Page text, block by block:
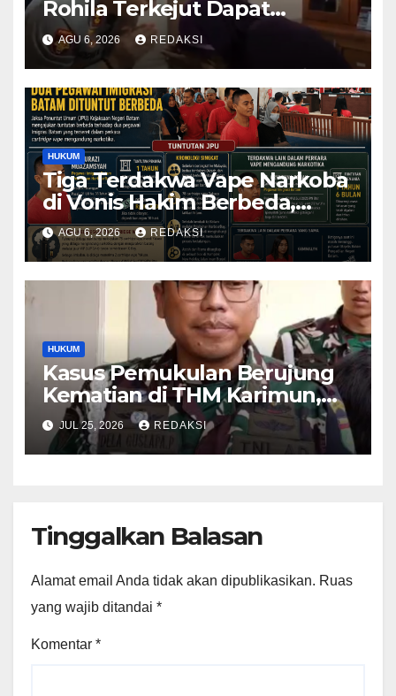
Rohila Terkejut Dapat
Bantuan dari Kabid Propam
Kombes Pol Eddwi
AGU 6, 2026 REDAKSI
HUKUM
Tiga Terdakwa Vape Narkoba
di Vonis Hakim Berbeda,
Oknum Pegawai Imigrasi
Batam Paling Ringan
AGU 6, 2026 REDAKSI
HUKUM
Kasus Pemukulan Berujung
Kematian di THM Karimun,
Oknum Perwira TNI Resmi
Jadi Tersangka
JUL 25, 2026 REDAKSI
Tinggalkan Balasan
Alamat email Anda tidak akan dipublikasikan. Ruas
yang wajib ditandai *
Komentar *